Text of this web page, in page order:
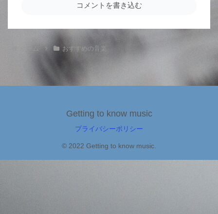
コメントを書き込む
おすすめの音楽
Getting to know music
プライバシーポリシー
© 2022 Getting to know music.